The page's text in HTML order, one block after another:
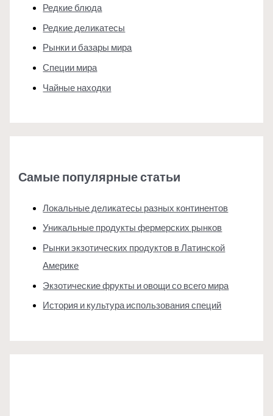
Редкие блюда
Редкие деликатесы
Рынки и базары мира
Специи мира
Чайные находки
Самые популярные статьи
Локальные деликатесы разных континентов
Уникальные продукты фермерских рынков
Рынки экзотических продуктов в Латинской
Америке
Экзотические фрукты и овощи со всего мира
История и культура использования специй